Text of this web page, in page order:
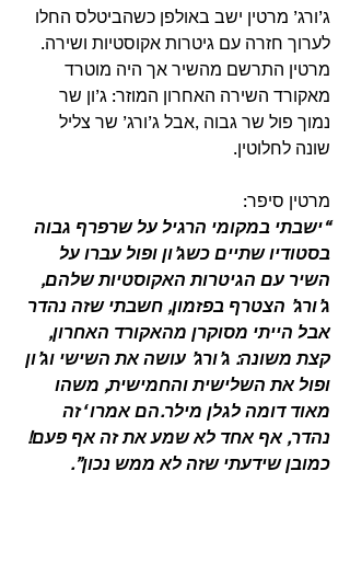
ג’ורג’ מרטין ישב באולפן כשהביטלס החלו
לערוך חזרה עם גיטרות אקוסטיות ושירה.
מרטין התרשם מהשיר אך היה מוטרד
מאקורד השירה האחרון המוזר: ג’ון שר
נמוך פול שר גבוה ,אבל ג’ורג’ שר צליל
שונה לחלוטין.
מרטין סיפר:
“ישבתי במקומי הרגיל על שרפרף גבוה
בסטודיו שתיים כשג’ון ופול עברו על
השיר עם הגיטרות האקוסטיות שלהם,
ג’ורג’ הצטרף בפזמון, חשבתי שזה נהדר
אבל הייתי מסוקרן מהאקורד האחרון,
קצת משונה: ג’ורג’ עושה את השישי וג’ון
ופול את השלישית והחמישית, משהו
מאוד דומה לגלן מילר.הם אמרו ‘זה
נהדר, אף אחד לא שמע את זה אף פעם!
כמובן שידעתי שזה לא ממש נכון”.